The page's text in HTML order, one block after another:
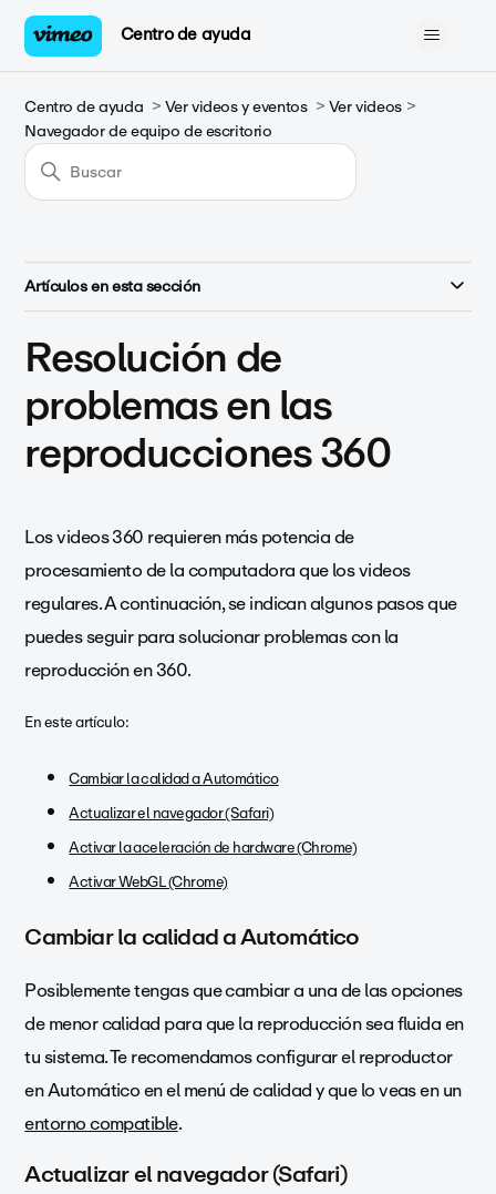
Centro de ayuda
Centro de ayuda Ver videos y eventos
Ver videos
Navegador de equipo de escritorio
Artículos en esta sección
Resolución de
problemas en las
reproducciones 360
Los videos 360 requieren más potencia de
procesamiento de la computadora que los videos
regulares. A continuación, se indican algunos pasos que
puedes seguir para solucionar problemas con la
reproducción en 360.
En este artículo:
Cambiar la calidad a Automático
Actualizar el navegador (Safari)
Activar la aceleración de hardware (Chrome)
Activar WebGL (Chrome)
Cambiar la calidad a Automático
Posiblemente tengas que cambiar a una de las opciones
de menor calidad para que la reproducción sea fluida en
tu sistema. Te recomendamos configurar el reproductor
en Automático en el menú de calidad y que lo veas en un
entorno compatible.
Actualizar el navegador (Safari)